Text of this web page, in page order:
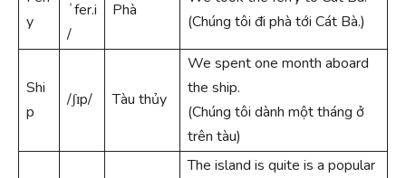
y
ˈfer.i
/
Phà
(Chúng tôi đi phà tới Cát Bà.)
Shi
p
/ʃɪp/ Tàu thủy
We spent one month aboard
the ship.
(Chúng tôi dành một tháng ở
trên tàu)
The island is quite is a popular